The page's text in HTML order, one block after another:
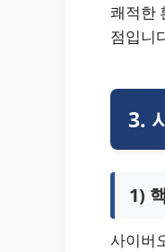
쾌적한
점입니
3.
1)
사이버